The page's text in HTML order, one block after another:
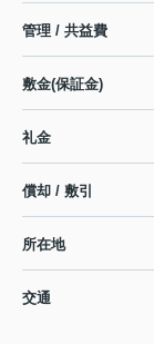
管理 / 共益費
敷金(保証金)
礼金
償却 / 敷引
所在地
交通